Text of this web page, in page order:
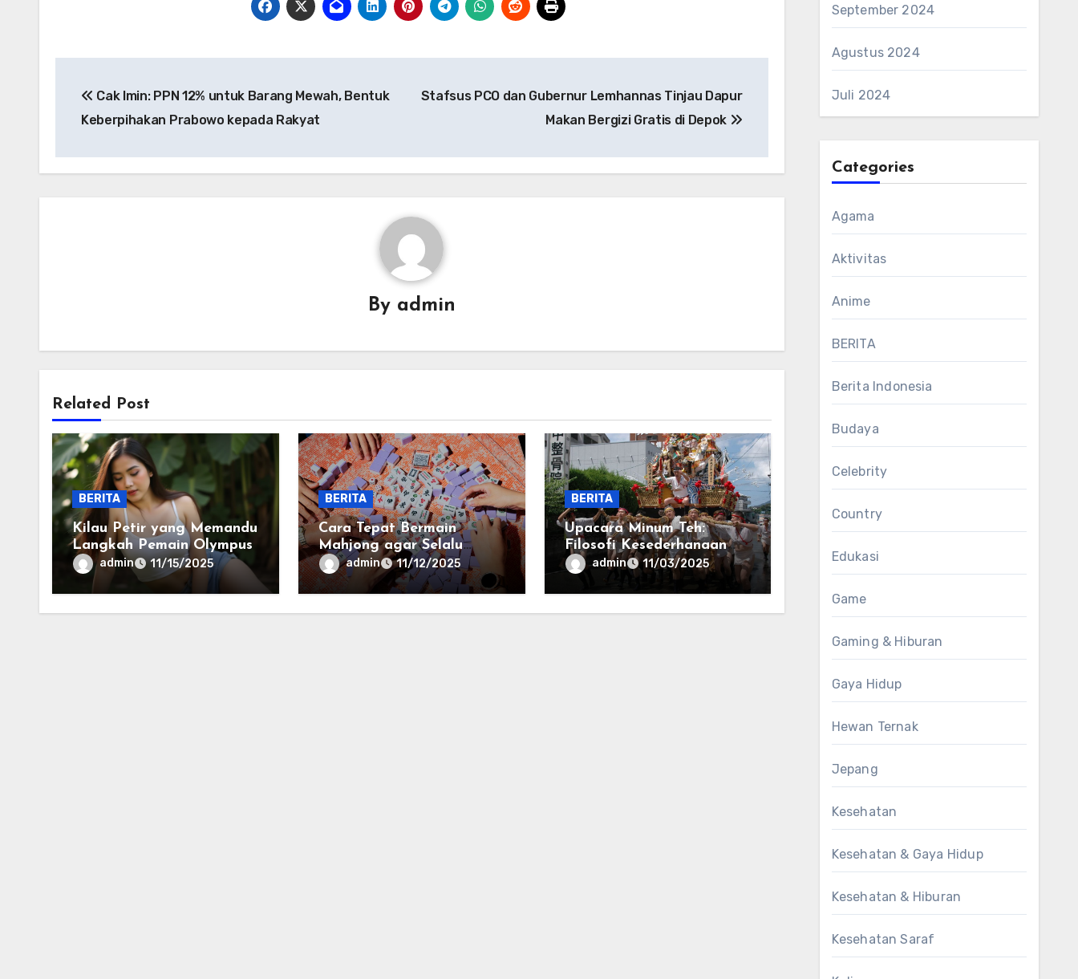
pos Cak Imin: PPN 12% untuk Barang Mewah, Bentuk
Keberpihakan Prabowo kepada Rakyat
Stafsus PCO dan Gubernur Lemhannas Tinjau Dapur
Makan Bergizi Gratis di Depok
By admin
Related Post
BERITA
Kilau Petir yang Memandu
Langkah Pemain Olympus
admin 11/15/2025
BERITA
Cara Tepat Bermain
Mahjong agar Selalu
Menang
admin 11/12/2025
BERITA
Upacara Minum Teh:
Filosofi Kesederhanaan
dalam Setiap Tegukan
admin 11/03/2025
September 2024
Agustus 2024
Juli 2024
Categories
Agama
Aktivitas
Anime
BERITA
Berita Indonesia
Budaya
Celebrity
Country
Edukasi
Game
Gaming & Hiburan
Gaya Hidup
Hewan Ternak
Jepang
Kesehatan
Kesehatan & Gaya Hidup
Kesehatan & Hiburan
Kesehatan Saraf